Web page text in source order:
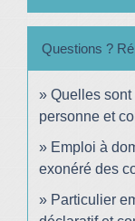
Questions ?
Quelles
personne et
Emploi à
exonéré des
Particulier